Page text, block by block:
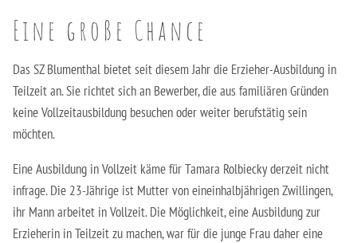
Eine große Chance
Das SZ Blumenthal bietet seit diesem Jahr die Erzieher-Ausbildung in
Teilzeit an. Sie richtet sich an Bewerber, die aus familiären Gründen
keine Vollzeitausbildung besuchen oder weiter berufstätig sein
möchten.
Eine Ausbildung in Vollzeit käme für Tamara Rolbiecky derzeit nicht
infrage. Die 23-Jährige ist Mutter von eineinhalbjährigen Zwillingen,
ihr Mann arbeitet in Vollzeit. Die Möglichkeit, eine Ausbildung zur
Erzieherin in Teilzeit zu machen, war für die junge Frau daher eine
Berufsfachschule für Pflegeassistenz –
Heilerziehungspflege/Altenpflege
(Vollzeit)
Berufsfachschule für Sozialpädagogische Assistenz
(Teilzeit)
Schulsozialarbeit